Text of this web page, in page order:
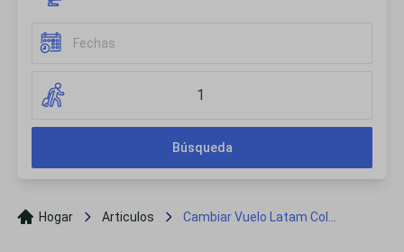
1
Búsqueda
Hogar Articulos Cambiar Vuelo Latam Col...